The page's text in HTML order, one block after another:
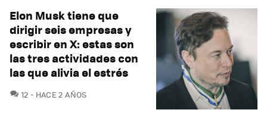
Elon Musk tiene que
dirigir seis empresas y
escribir en X: estas son
las tres actividades con
las que alivia el estrés
12 COMENTARIOS
HACE 2 AÑOS